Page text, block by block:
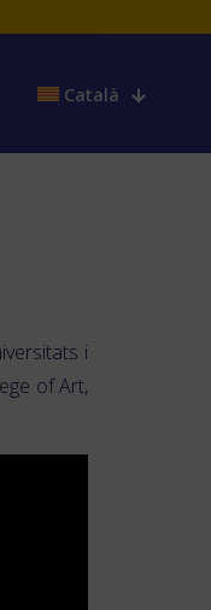
Català
i
of Art,